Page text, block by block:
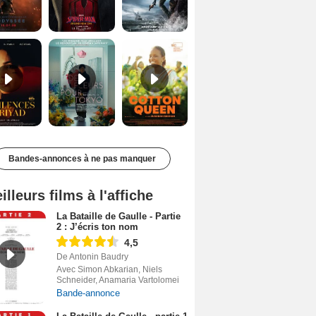
Les Silences de Riyad Bande-annonce VO STFR Cotton Queen Bande-annonce VO STFR
Bandes-annonces à ne pas manquer
films à l'affiche
La Bataille de Gaulle - Partie
2 : J’écris ton nom
4,5
De Antonin Baudry
Avec Simon Abkarian, Niels
Schneider, Anamaria Vartolomei
Bande-annonce